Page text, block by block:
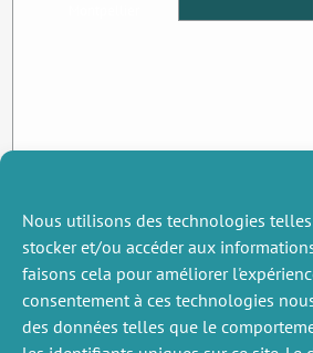
Nous utilisons des technologies
stocker et/ou accéder aux
faisons cela pour améliorer
consentement à ces technologies
des données telles que le